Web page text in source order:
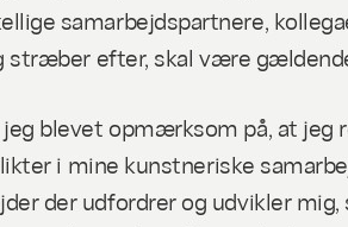
samarbejdspartnere,
stræber efter, skal være
blevet opmærksom på, at jeg
i mine kunstneriske
der udfordrer og udvikler